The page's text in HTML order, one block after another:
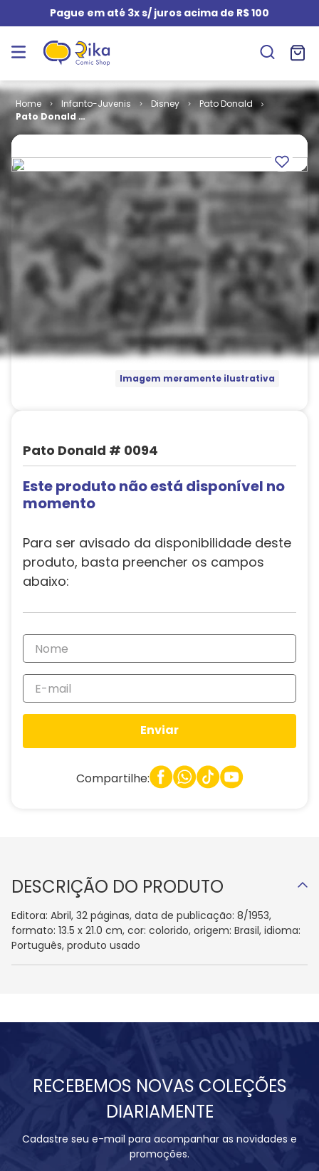
Pague em até 3x s/ juros acima de R$ 100
Infanto-Juvenis Disney
Pato Donald
Pato Donald #
0094
Imagem meramente ilustrativa
Pato Donald # 0094
Este produto não está disponível no
momento
Para ser avisado da disponibilidade deste
produto, basta preencher os campos
abaixo:
Enviar
Compartilhe:
DESCRIÇÃO DO PRODUTO
Editora: Abril, 32 páginas, data de publicação: 8/1953,
formato: 13.5 x 21.0 cm, cor: colorido, origem: Brasil, idioma:
Português, produto usado
RECEBEMOS NOVAS COLEÇÕES
DIARIAMENTE
Cadastre seu e-mail para acompanhar as novidades e
promoções.